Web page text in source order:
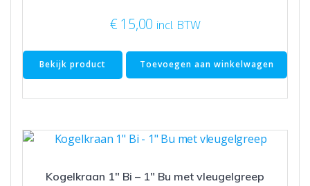
€ 15,00 incl. BTW
Bekijk product Toevoegen aan winkelwagen
Kogelkraan 1″ Bi – 1″ Bu met vleugelgreep